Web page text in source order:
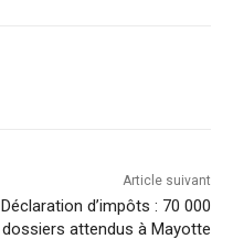
Article suivant
Déclaration d’impôts : 70 000
dossiers attendus à Mayotte